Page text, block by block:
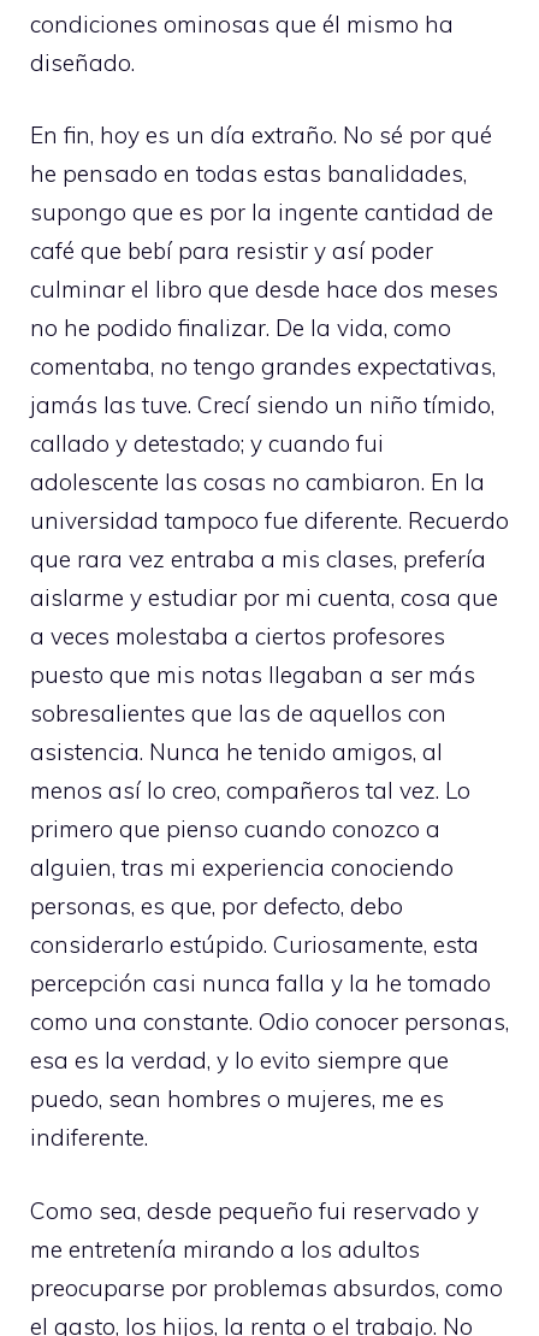
condiciones ominosas que él mismo ha
diseñado.
En fin, hoy es un día extraño. No sé por qué
he pensado en todas estas banalidades,
supongo que es por la ingente cantidad de
café que bebí para resistir y así poder
culminar el libro que desde hace dos meses
no he podido finalizar. De la vida, como
comentaba, no tengo grandes expectativas,
jamás las tuve. Crecí siendo un niño tímido,
callado y detestado; y cuando fui
adolescente las cosas no cambiaron. En la
universidad tampoco fue diferente. Recuerdo
que rara vez entraba a mis clases, prefería
aislarme y estudiar por mi cuenta, cosa que
a veces molestaba a ciertos profesores
puesto que mis notas llegaban a ser más
sobresalientes que las de aquellos con
asistencia. Nunca he tenido amigos, al
menos así lo creo, compañeros tal vez. Lo
primero que pienso cuando conozco a
alguien, tras mi experiencia conociendo
personas, es que, por defecto, debo
considerarlo estúpido. Curiosamente, esta
percepción casi nunca falla y la he tomado
como una constante. Odio conocer personas,
esa es la verdad, y lo evito siempre que
puedo, sean hombres o mujeres, me es
indiferente.
Como sea, desde pequeño fui reservado y
me entretenía mirando a los adultos
preocuparse por problemas absurdos, como
el gasto, los hijos, la renta o el trabajo. No